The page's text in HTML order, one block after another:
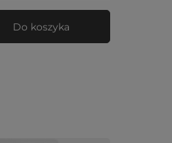
Do koszyka